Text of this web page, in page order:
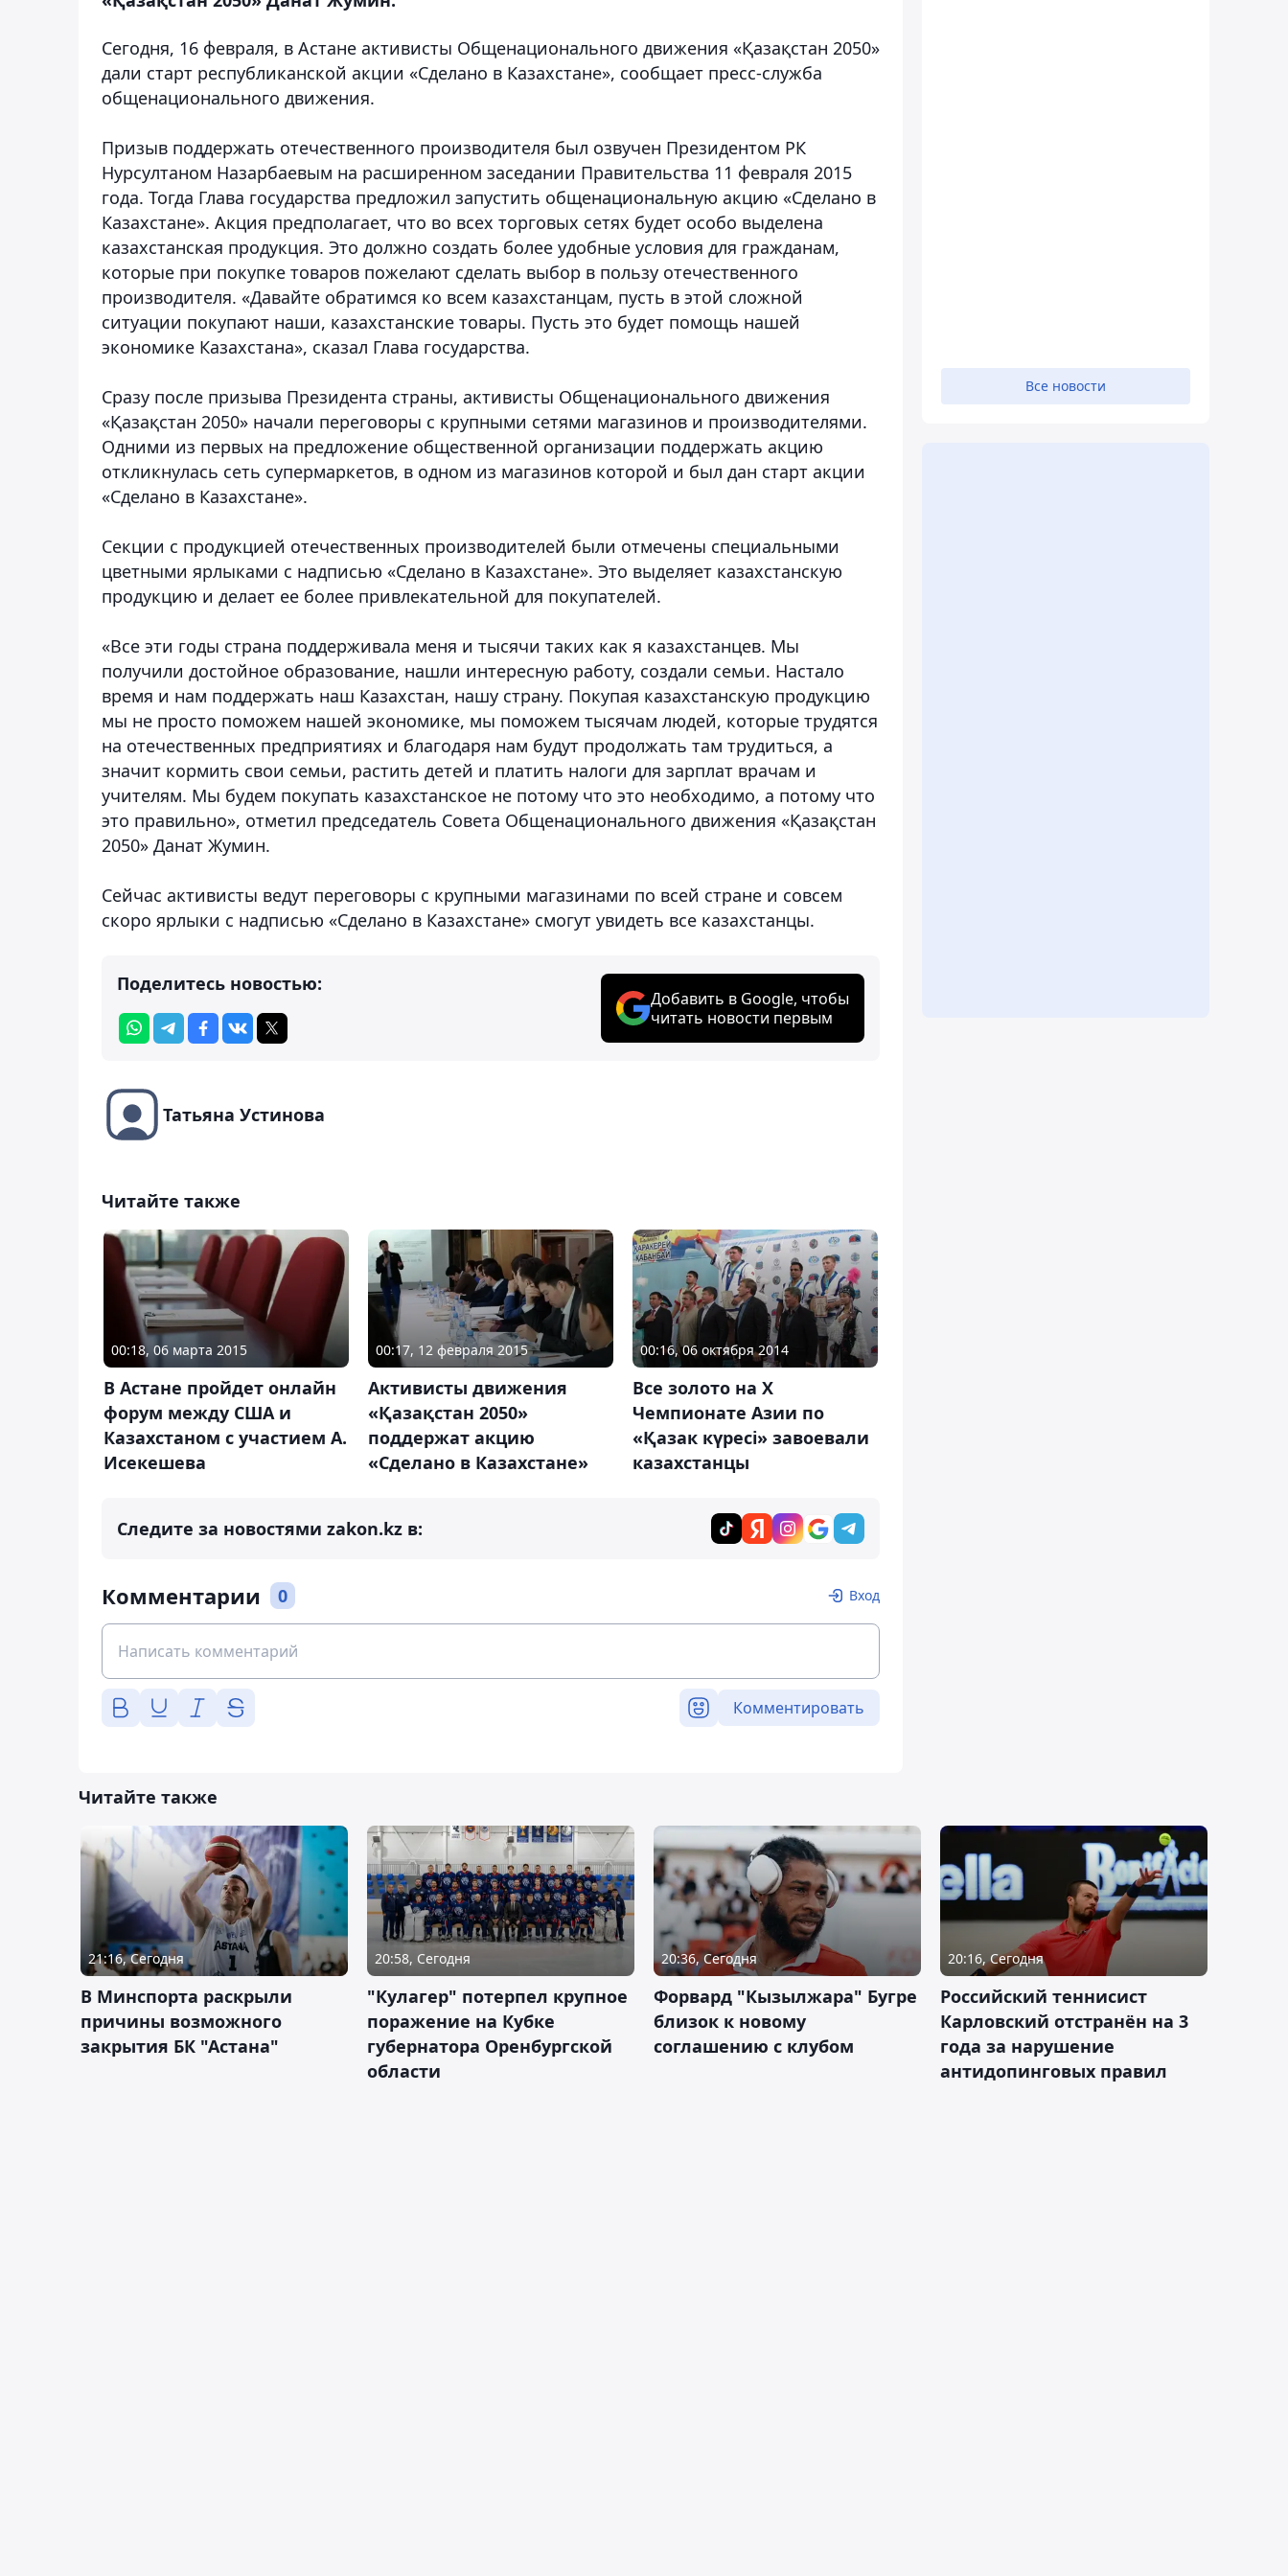
Сегодня, 16 февраля, в Астане активисты Общенационального движения «Қазақстан 2050»
дали старт республиканской акции «Сделано в Казахстане», сообщает пресс-служба
общенационального движения.
Призыв поддержать отечественного производителя был озвучен Президентом РК
Нурсултаном Назарбаевым на расширенном заседании Правительства 11 февраля 2015
года. Тогда Глава государства предложил запустить общенациональную акцию «Сделано в
Казахстане». Акция предполагает, что во всех торговых сетях будет особо выделена
казахстанская продукция. Это должно создать более удобные условия для гражданам,
которые при покупке товаров пожелают сделать выбор в пользу отечественного
производителя. «Давайте обратимся ко всем казахстанцам, пусть в этой сложной
ситуации покупают наши, казахстанские товары. Пусть это будет помощь нашей
экономике Казахстана», сказал Глава государства.
Сразу после призыва Президента страны, активисты Общенационального движения
«Қазақстан 2050» начали переговоры с крупными сетями магазинов и производителями.
Одними из первых на предложение общественной организации поддержать акцию
откликнулась сеть супермаркетов, в одном из магазинов которой и был дан старт акции
«Сделано в Казахстане».
Секции с продукцией отечественных производителей были отмечены специальными
цветными ярлыками с надписью «Сделано в Казахстане». Это выделяет казахстанскую
продукцию и делает ее более привлекательной для покупателей.
«Все эти годы страна поддерживала меня и тысячи таких как я казахстанцев. Мы
получили достойное образование, нашли интересную работу, создали семьи. Настало
время и нам поддержать наш Казахстан, нашу страну. Покупая казахстанскую продукцию
мы не просто поможем нашей экономике, мы поможем тысячам людей, которые трудятся
на отечественных предприятиях и благодаря нам будут продолжать там трудиться, а
значит кормить свои семьи, растить детей и платить налоги для зарплат врачам и
учителям. Мы будем покупать казахстанское не потому что это необходимо, а потому что
это правильно», отметил председатель Совета Общенационального движения «Қазақстан
2050» Данат Жумин.
Сейчас активисты ведут переговоры с крупными магазинами по всей стране и совсем
скоро ярлыки с надписью «Сделано в Казахстане» смогут увидеть все казахстанцы.
Поделитесь новостью:
Добавить в Google, чтобы
читать новости первым
Татьяна Устинова
Читайте также
00:18, 06 марта 2015
В Астане пройдет онлайн
форум между США и
Казахстаном с участием А.
Исекешева
00:17, 12 февраля 2015
Активисты движения
«Қазақстан 2050»
поддержат акцию
«Сделано в Казахстане»
00:16, 06 октября 2014
Все золото на Х
Чемпионате Азии по
«Қазак күресi» завоевали
казахстанцы
Следите за новостями zakon.kz в:
Комментарии 0 Вход
Комментировать
Все новости
Читайте также
21:16, Сегодня
В Минспорта раскрыли
причины возможного
закрытия БК "Астана"
20:58, Сегодня
"Кулагер" потерпел крупное
поражение на Кубке
губернатора Оренбургской
области
20:36, Сегодня
Форвард "Кызылжара" Бугре
близок к новому
соглашению с клубом
20:16, Сегодня
Российский теннисист
Карловский отстранён на 3
года за нарушение
антидопинговых правил